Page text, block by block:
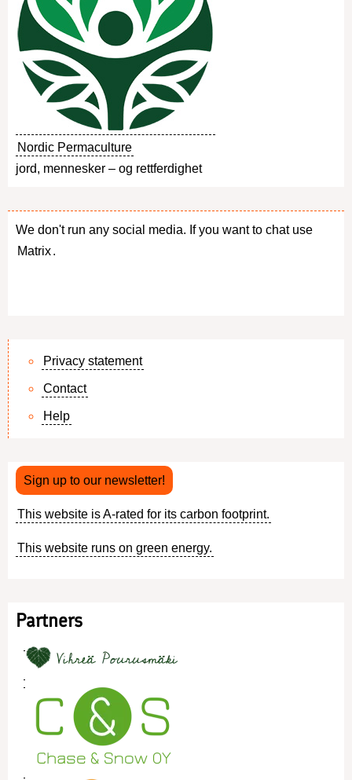
Nordic Permaculture
jord, mennesker – og rettferdighet
We don't run any social media. If you want to chat use
Matrix.
Privacy statement
Contact
Help
Sign up to our newsletter!
This website is A-rated for its carbon footprint.
This website runs on green energy.
Partners